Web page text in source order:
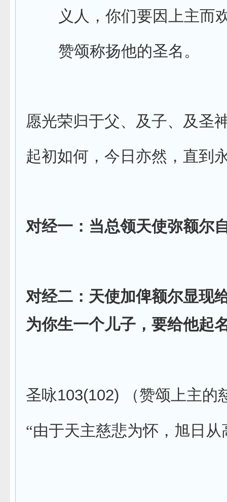
义人，你们要因上主而
赞颂称扬他的圣名。
愿光荣归于父、及子、及圣
起初如何，今日亦然，直到
对经一：当总领天使弥额尔
对经二：天使加俾额尔显现
为你生一个儿子，要给他起
圣咏103(102) （赞颂上主的
“由于天主慈悲为怀，旭日